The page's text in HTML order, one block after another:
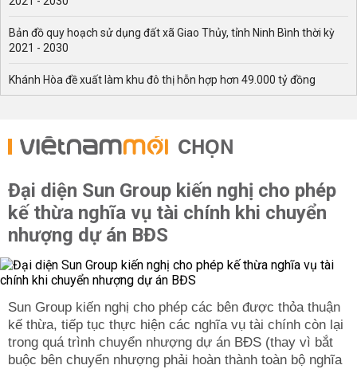
Bản đồ quy hoạch sử dụng đất xã Giao Thủy, tỉnh Ninh Bình thời kỳ
2021 - 2030
Khánh Hòa đề xuất làm khu đô thị hỗn hợp hơn 49.000 tỷ đồng
CHỌN
Đại diện Sun Group kiến nghị cho phép
kế thừa nghĩa vụ tài chính khi chuyển
nhượng dự án BĐS
Sun Group kiến nghị cho phép các bên được thỏa thuận
kế thừa, tiếp tục thực hiện các nghĩa vụ tài chính còn lại
trong quá trình chuyển nhượng dự án BĐS (thay vì bắt
buộc bên chuyển nhượng phải hoàn thành toàn bộ nghĩa